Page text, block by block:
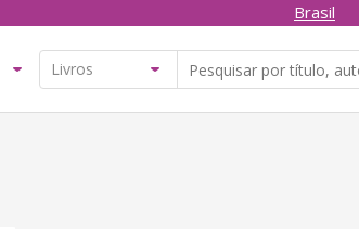
Brasil